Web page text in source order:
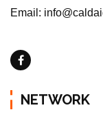
Email:
NETWORK